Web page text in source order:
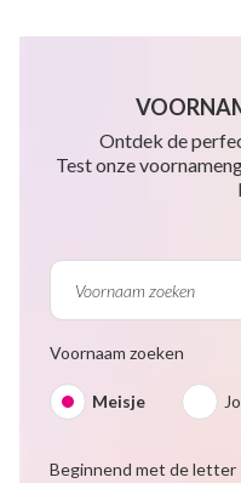
Ontdek de
Test onze
Voornaam zoeken
Meisje
Beginnend met de letter